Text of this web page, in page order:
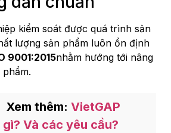
kiểm soát được quá trình sản
lượng sản phẩm luôn ổn định
9001:2015nhằm hướng tới nâng
Xem thêm: VietGAP
Và các yêu cầu?